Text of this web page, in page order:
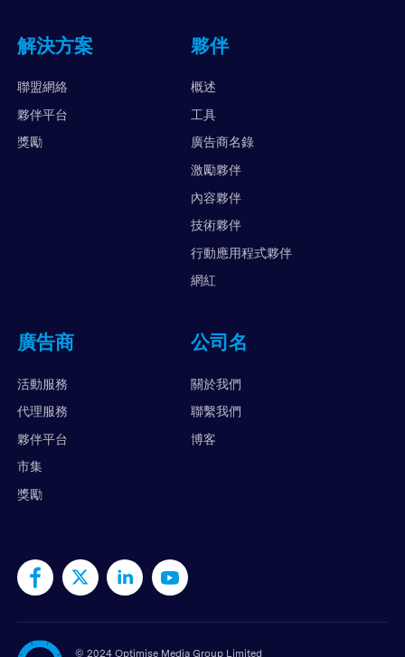
解決方案
聯盟網絡
夥伴平台
獎勵
夥伴
概述
工具
廣告商名錄
激勵夥伴
內容夥伴
技術夥伴
行動應用程式夥伴
網紅
廣告商
活動服務
代理服務
夥伴平台
市集
獎勵
公司名
關於我們
聯繫我們
博客
© 2024 Optimise Media Group Limited